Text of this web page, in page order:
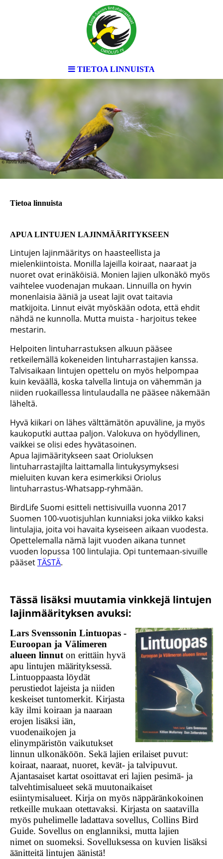
TIETOA LINNUISTA
Tietoa linnuista
APUA LINTUJEN LAJINMÄÄRITYKSEEN
Lintujen lajinmääritys on haasteellista ja
mielenkiintoista. Monilla lajeilla koiraat, naaraat ja
nuoret ovat erinäköisiä. Monien lajien ulkonäkö myös
vaihtelee vuodenajan mukaan. Linnuilla on hyvin
monenlaisia ääniä ja useat lajit ovat taitavia
matkijoita. Linnut eivät myöskään odota, että ehdit
nähdä ne kunnolla. Mutta muista - harjoitus tekee
mestarin.
Helpoiten lintuharrastuksen alkuun pääsee
retkeilemällä kokeneiden lintuharrastajien kanssa.
Talvisaikaan lintujen opettelu on myös helpompaa
kuin keväällä, koska talvella lintuja on vähemmän ja
niiden ruokaillessa lintulaudalla ne pääsee näkemään
läheltä.
Hyvä kiikari on lähes välttämätön apuväline, ja myös
kaukoputki auttaa paljon. Valokuva on hyödyllinen,
vaikkei se olisi edes hyvätasoinen.
Apua lajimääritykseen saat Orioluksen
lintuharrastajilta laittamalla lintukysymyksesi
mieluiten kuvan kera esimerkiksi Oriolus
lintuharrastus-Whatsapp-ryhmään.
BirdLife Suomi esitteli nettisivuilla vuonna 2017
Suomen 100-vuotisjuhlan kunniaksi joka viikko kaksi
lintulajia, joita voi havaita kyseiseen aikaan vuodesta.
Opettelemalla nämä lajit vuoden aikana tunnet
vuoden lopussa 100 lintulajia. Opi tuntemaan-sivuille
pääsetTÄSTÄ.
Tässä lisäksi muutamia vinkkejä lintujen
lajinmäärityksen avuksi:
Lars Svenssonin Lintuopas -
Euroopan ja Välimeren
alueen linnut on erittäin hyvä
apu lintujen määrityksessä.
Lintuoppaasta löydät
perustiedot lajeista ja niiden
keskeiset tuntomerkit. Kirjasta
käy ilmi koiraan ja naaraan
erojen lisäksi iän,
vuodenaikojen ja
elinympäristön vaikutukset
linnun ulkonäköön. Sekä lajien erilaiset puvut:
koiraat, naaraat, nuoret, kevät- ja talvipuvut.
Ajantasaiset kartat osoittavat eri lajien pesimä- ja
talvehtimisalueet sekä muutonaikaiset
esiintymisalueet. Kirja on myös näppäränkokoinen
retkeille mukaan otettavaksi. Kirjasta on saatavilla
myös puhelimelle ladattava sovellus, Collins Bird
Guide. Sovellus on englanniksi, mutta lajien
nimet on suomeksi. Sovelluksessa on kuvien lisäksi
äänitteitä lintujen äänistä!